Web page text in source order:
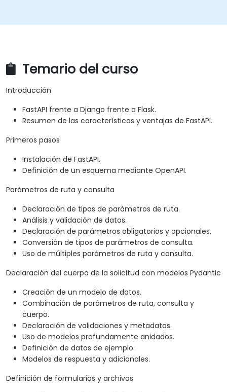
Temario del curso
Introducción
FastAPI frente a Django frente a Flask.
Resumen de las características y ventajas de FastAPI.
Primeros pasos
Instalación de FastAPI.
Definición de un esquema mediante OpenAPI.
Parámetros de ruta y consulta
Declaración de tipos de parámetros de ruta.
Análisis y validación de datos.
Declaración de parámetros obligatorios y opcionales.
Conversión de tipos de parámetros de consulta.
Uso de múltiples parámetros de ruta y consulta.
Declaración del cuerpo de la solicitud con modelos Pydantic
Creación de un modelo de datos.
Combinación de parámetros de ruta, consulta y
cuerpo.
Declaración de validaciones y metadatos.
Uso de modelos profundamente anidados.
Definición de datos de ejemplo.
Modelos de respuesta y adicionales.
Definición de formularios y archivos